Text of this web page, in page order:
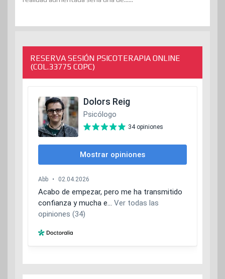
RESERVA SESIÓN PSICOTERAPIA ONLINE
(COL.33775 COPC)